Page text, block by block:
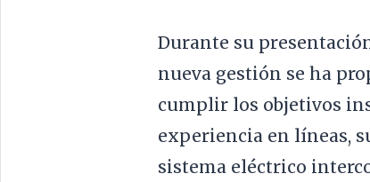
Durante su
nueva gestión se ha
cumplir los objetivos
experiencia en líneas,
sistema eléctrico